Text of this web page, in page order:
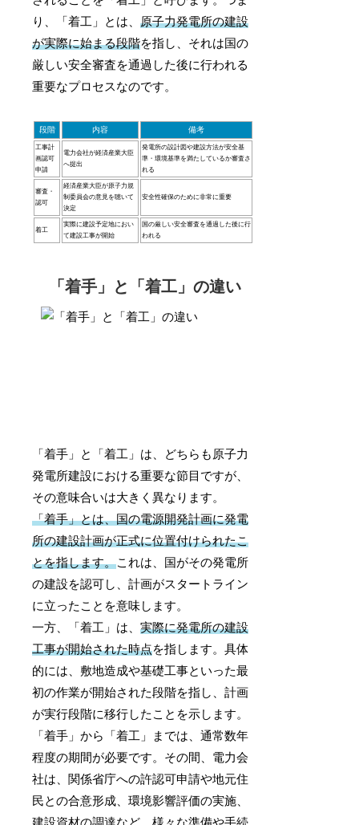
り、「着工」とは、原子力発電所の建設
が実際に始まる段階を指し、それは国の
厳しい安全審査を通過した後に行われる
重要なプロセスなのです。
段階 内容 備考
工事計
画認可
申請
電力会社が経済産業大臣
へ提出
発電所の設計図や建設方法が安全基
準・環境基準を満たしているか審査さ
れる
審査・
認可
経済産業大臣が原子力規
制委員会の意見を聴いて
決定
安全性確保のために非常に重要
着工
実際に建設予定地におい
て建設工事が開始
国の厳しい安全審査を通過した後に行
われる
「着手」と「着工」の違い
「着手」と「着工」は、どちらも原子力
発電所建設における重要な節目ですが、
その意味合いは大きく異なります。
「着手」とは、国の電源開発計画に発電
所の建設計画が正式に位置付けられたこ
とを指します。これは、国がその発電所
の建設を認可し、計画がスタートライン
に立ったことを意味します。
一方、「着工」は、実際に発電所の建設
工事が開始された時点を指します。具体
的には、敷地造成や基礎工事といった最
初の作業が開始された段階を指し、計画
が実行段階に移行したことを示します。
「着手」から「着工」までは、通常数年
程度の期間が必要です。その間、電力会
社は、関係省庁への許認可申請や地元住
民との合意形成、環境影響評価の実施、
建設資材の調達など、様々な準備や手続